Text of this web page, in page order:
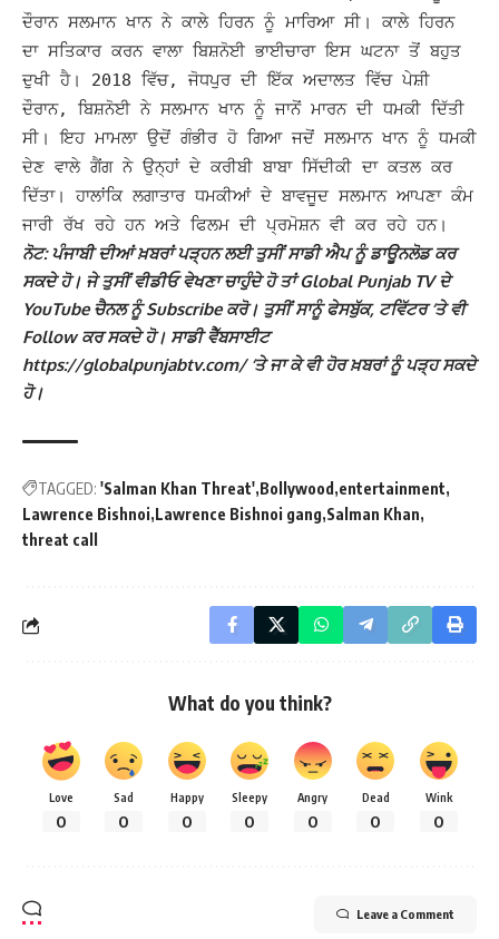
ਦੌਰਾਨ ਸਲਮਾਨ ਖਾਨ ਨੇ ਕਾਲੇ ਹਿਰਨ ਨੂੰ ਮਾਰਿਆ ਸੀ। ਕਾਲੇ ਹਿਰਨ
ਦਾ ਸਤਿਕਾਰ ਕਰਨ ਵਾਲਾ ਬਿਸ਼ਨੋਈ ਭਾਈਚਾਰਾ ਇਸ ਘਟਨਾ ਤੋਂ ਬਹੁਤ
ਦੁਖੀ ਹੈ। 2018 ਵਿੱਚ, ਜੋਧਪੁਰ ਦੀ ਇੱਕ ਅਦਾਲਤ ਵਿੱਚ ਪੇਸ਼ੀ
ਦੌਰਾਨ, ਬਿਸ਼ਨੋਈ ਨੇ ਸਲਮਾਨ ਖਾਨ ਨੂੰ ਜਾਨੋਂ ਮਾਰਨ ਦੀ ਧਮਕੀ ਦਿੱਤੀ
ਸੀ।ਇਹ ਮਾਮਲਾ ਉਦੋਂ ਗੰਭੀਰ ਹੋ ਗਿਆ ਜਦੋਂ ਸਲਮਾਨ ਖਾਨ ਨੂੰ ਧਮਕੀ
ਦੇਣ ਵਾਲੇ ਗੈਂਗ ਨੇ ਉਨ੍ਹਾਂ ਦੇ ਕਰੀਬੀ ਬਾਬਾ ਸਿੱਦੀਕੀ ਦਾ ਕਤਲ ਕਰ
ਦਿੱਤਾ। ਹਾਲਾਂਕਿ ਲਗਾਤਾਰ ਧਮਕੀਆਂ ਦੇ ਬਾਵਜੂਦ ਸਲਮਾਨ ਆਪਣਾ ਕੰਮ
ਜਾਰੀ ਰੱਖ ਰਹੇ ਹਨ ਅਤੇ ਫਿਲਮ ਦੀ ਪ੍ਰਮੋਸ਼ਨ ਵੀ ਕਰ ਰਹੇ ਹਨ।
ਨੋਟ: ਪੰਜਾਬੀ ਦੀਆਂ ਖ਼ਬਰਾਂ ਪੜ੍ਹਨ ਲਈ ਤੁਸੀਂ ਸਾਡੀ ਐਪ ਨੂੰ ਡਾਊਨਲੋਡ ਕਰ
ਸਕਦੇ ਹੋ। ਜੇ ਤੁਸੀਂ ਵੀਡੀਓ ਵੇਖਣਾ ਚਾਹੁੰਦੇ ਹੋ ਤਾਂ Global Punjab TV ਦੇ
YouTube ਚੈਨਲ ਨੂੰ Subscribe ਕਰੋ। ਤੁਸੀਂ ਸਾਨੂੰ ਫੇਸਬੁੱਕ, ਟਵਿੱਟਰ ‘ਤੇ ਵੀ
Follow ਕਰ ਸਕਦੇ ਹੋ। ਸਾਡੀ ਵੈੱਬਸਾਈਟ
https://globalpunjabtv.com/ ‘ਤੇ ਜਾ ਕੇ ਵੀ ਹੋਰ ਖ਼ਬਰਾਂ ਨੂੰ ਪੜ੍ਹ ਸਕਦੇ
ਹੋ।
TAGGED: 'Salman Khan Threat' Bollywood entertainment
Lawrence Bishnoi Lawrence Bishnoi gang Salman Khan
threat call
What do you think?
Love
0
Sad
0
Happy
0
Sleepy
0
Angry
0
Dead
0
Wink
0
Leave a Comment